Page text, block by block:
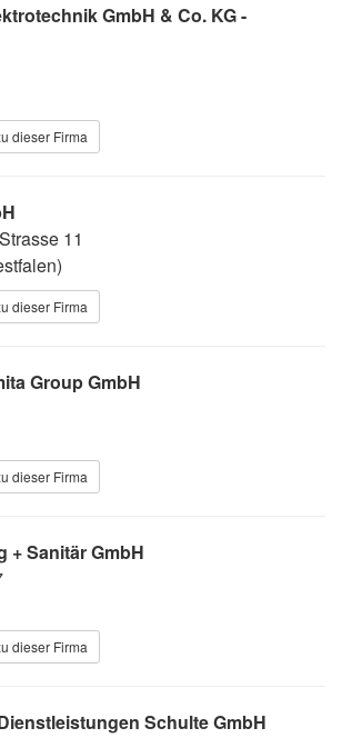
GmbH & Co. KG -
dieser Firma
11
dieser Firma
Group GmbH
dieser Firma
+ Sanitär GmbH
dieser Firma
Schulte GmbH